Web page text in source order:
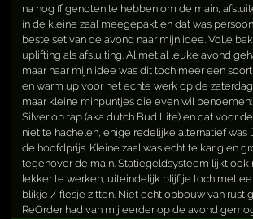
na nog ff genoten te hebben om de main,
in de kleine zaal meegepakt en dat was
beste set van de avond naar mijn idee. Volle
uplifting als afsluiting. Al met al leuke avond
maar naar mijn idee was dit toch meer een
en warm up voor het echte werk op de
maar kleine minpuntjes die even wil
Silver op tap (aka dutch Bud Lite) en dat voor
niet te hachelen, enige redelijke alternatief was
de hoofdprijs. Kleine zaal was echt te karig en
tegenover de main. Statiegeldsysteem lijkt ook
lekker te werken, uiteindelijk blijf je toch met
blikje / flesje zitten. Niet echt opbouw van
ReOrder had van mij eerder op de avond